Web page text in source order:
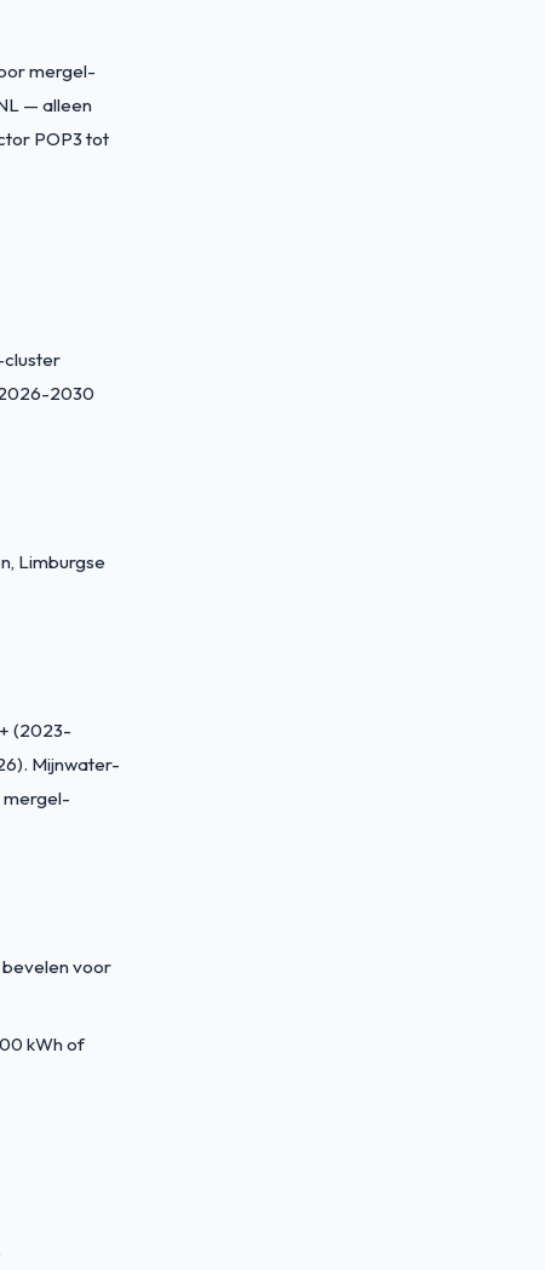
mergel-
— alleen
POP3 tot
cluster
2030
Limburgse
(2023-
Mijnwater-
mergel-
voor
kWh of